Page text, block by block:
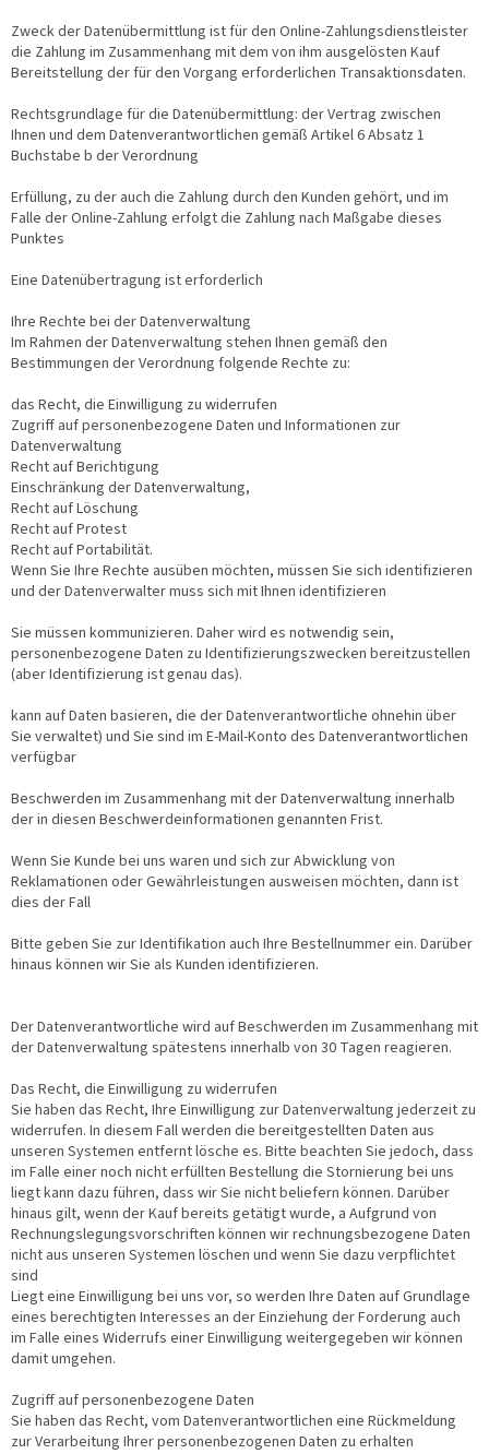
Zweck der Datenübermittlung ist für den Online-Zahlungsdienstleister
die Zahlung im Zusammenhang mit dem von ihm ausgelösten Kauf
Bereitstellung der für den Vorgang erforderlichen Transaktionsdaten.
Rechtsgrundlage für die Datenübermittlung: der Vertrag zwischen
Ihnen und dem Datenverantwortlichen gemäß Artikel 6 Absatz 1
Buchstabe b der Verordnung
Erfüllung, zu der auch die Zahlung durch den Kunden gehört, und im
Falle der Online-Zahlung erfolgt die Zahlung nach Maßgabe dieses
Punktes
Eine Datenübertragung ist erforderlich
Ihre Rechte bei der Datenverwaltung
Im Rahmen der Datenverwaltung stehen Ihnen gemäß den
Bestimmungen der Verordnung folgende Rechte zu:
das Recht, die Einwilligung zu widerrufen
Zugriff auf personenbezogene Daten und Informationen zur
Datenverwaltung
Recht auf Berichtigung
Einschränkung der Datenverwaltung,
Recht auf Löschung
Recht auf Protest
Recht auf Portabilität.
Wenn Sie Ihre Rechte ausüben möchten, müssen Sie sich identifizieren
und der Datenverwalter muss sich mit Ihnen identifizieren
Sie müssen kommunizieren. Daher wird es notwendig sein,
personenbezogene Daten zu Identifizierungszwecken bereitzustellen
(aber Identifizierung ist genau das).
kann auf Daten basieren, die der Datenverantwortliche ohnehin über
Sie verwaltet) und Sie sind im E-Mail-Konto des Datenverantwortlichen
verfügbar
Beschwerden im Zusammenhang mit der Datenverwaltung innerhalb
der in diesen Beschwerdeinformationen genannten Frist.
Wenn Sie Kunde bei uns waren und sich zur Abwicklung von
Reklamationen oder Gewährleistungen ausweisen möchten, dann ist
dies der Fall
Bitte geben Sie zur Identifikation auch Ihre Bestellnummer ein. Darüber
hinaus können wir Sie als Kunden identifizieren.
Der Datenverantwortliche wird auf Beschwerden im Zusammenhang mit
der Datenverwaltung spätestens innerhalb von 30 Tagen reagieren.
Das Recht, die Einwilligung zu widerrufen
Sie haben das Recht, Ihre Einwilligung zur Datenverwaltung jederzeit zu
widerrufen. In diesem Fall werden die bereitgestellten Daten aus
unseren Systemen entfernt lösche es. Bitte beachten Sie jedoch, dass
im Falle einer noch nicht erfüllten Bestellung die Stornierung bei uns
liegt kann dazu führen, dass wir Sie nicht beliefern können. Darüber
hinaus gilt, wenn der Kauf bereits getätigt wurde, a Aufgrund von
Rechnungslegungsvorschriften können wir rechnungsbezogene Daten
nicht aus unseren Systemen löschen und wenn Sie dazu verpflichtet
sind
Liegt eine Einwilligung bei uns vor, so werden Ihre Daten auf Grundlage
eines berechtigten Interesses an der Einziehung der Forderung auch
im Falle eines Widerrufs einer Einwilligung weitergegeben wir können
damit umgehen.
Zugriff auf personenbezogene Daten
Sie haben das Recht, vom Datenverantwortlichen eine Rückmeldung
zur Verarbeitung Ihrer personenbezogenen Daten zu erhalten